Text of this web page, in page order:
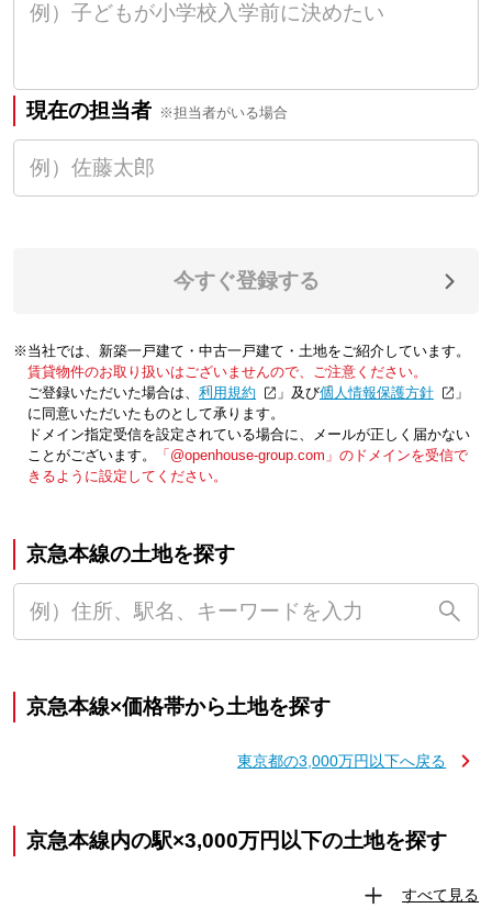
現在の担当者 ※担当者がいる場合
今すぐ登録する
※当社では、新築一戸建て・中古一戸建て・土地をご紹介しています。
賃貸物件のお取り扱いはございませんので、ご注意ください。
ご登録いただいた場合は、「利用規約 」及び「個人情報保護方針
」
に同意いただいたものとして承ります。
ドメイン指定受信を設定されている場合に、メールが正しく届かない
ことがございます。
「@openhouse-group.com」のドメインを受信で
きるように設定してください。
京急本線の土地を探す
京急本線×価格帯から土地を探す
東京都の3,000万円以下へ戻る
京急本線内の駅×3,000万円以下の土地を探す
すべて見る